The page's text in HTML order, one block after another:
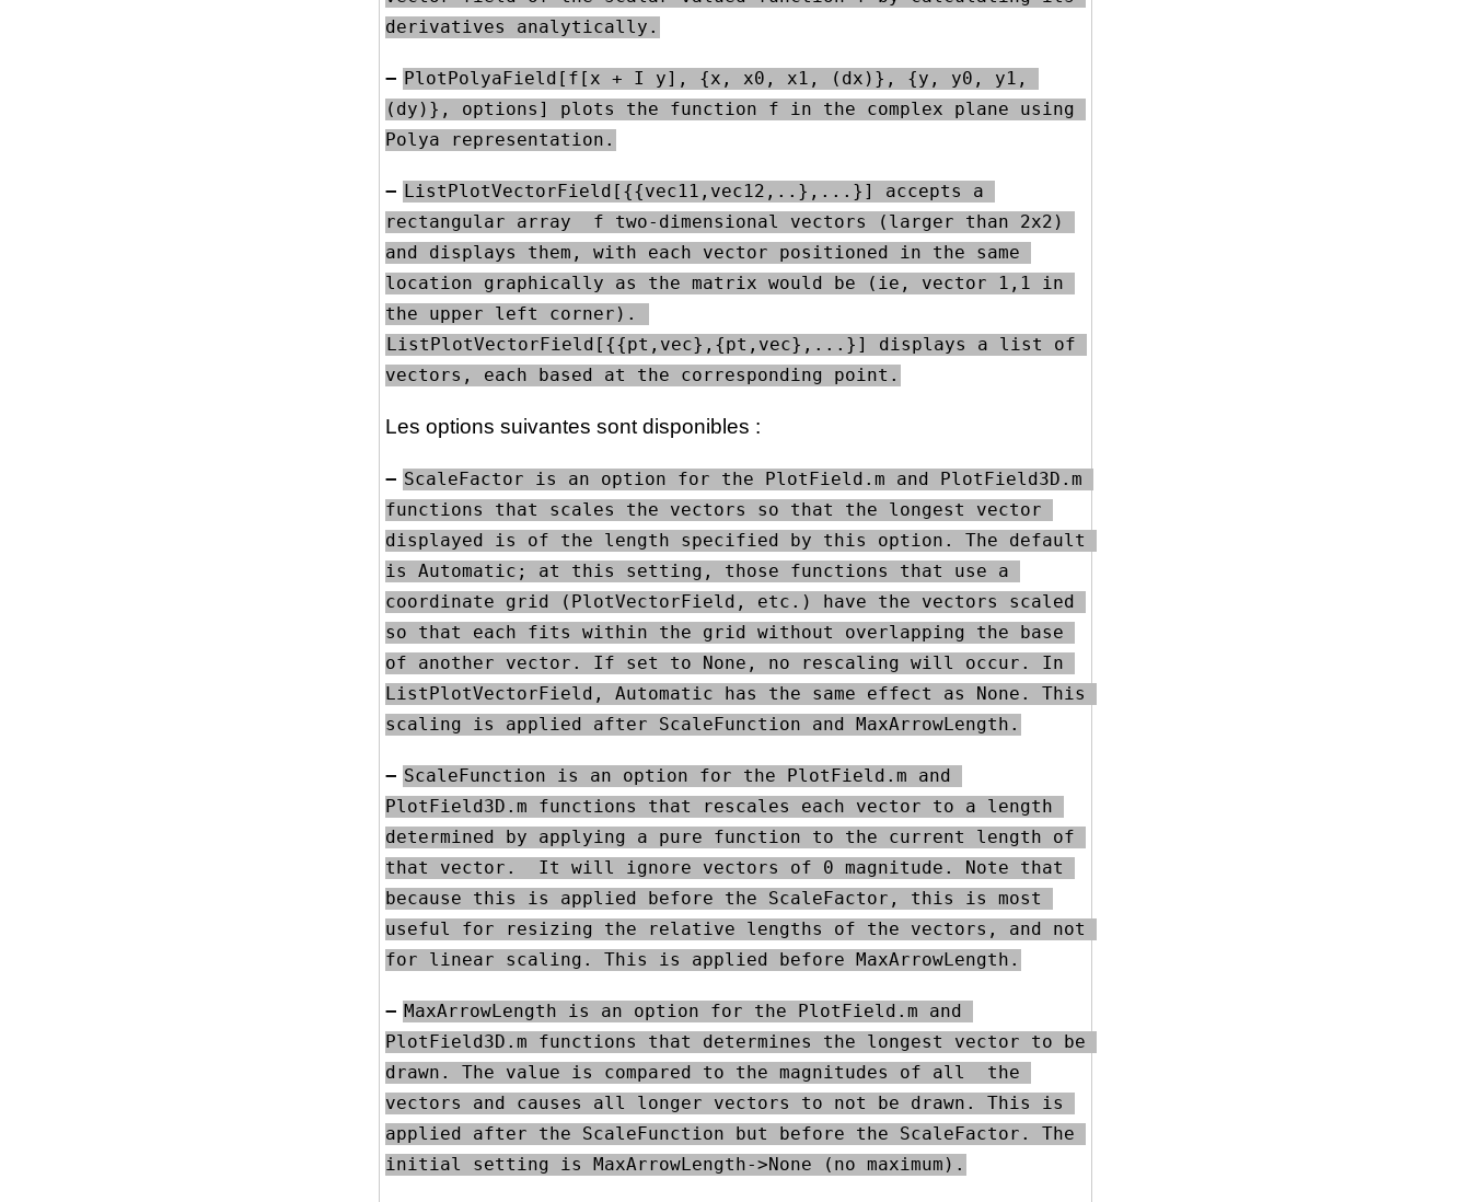
derivatives analytically.
– PlotPolyaField[f[x + I y], {x, x0, x1, (dx)}, {y, y0, y1,
(dy)}, options] plots the function f in the complex plane using
Polya representation.
– ListPlotVectorField[{{vec11,vec12,..},...}] accepts a
rectangular array  f two-dimensional vectors (larger than 2x2)
and displays them, with each vector positioned in the same
location graphically as the matrix would be (ie, vector 1,1 in
the upper left corner).
ListPlotVectorField[{{pt,vec},{pt,vec},...}] displays a list of
vectors, each based at the corresponding point.
Les options suivantes sont disponibles :
– ScaleFactor is an option for the PlotField.m and PlotField3D.m
functions that scales the vectors so that the longest vector
displayed is of the length specified by this option. The default
is Automatic; at this setting, those functions that use a
coordinate grid (PlotVectorField, etc.) have the vectors scaled
so that each fits within the grid without overlapping the base
of another vector. If set to None, no rescaling will occur. In
ListPlotVectorField, Automatic has the same effect as None. This
scaling is applied after ScaleFunction and MaxArrowLength.
– ScaleFunction is an option for the PlotField.m and
PlotField3D.m functions that rescales each vector to a length
determined by applying a pure function to the current length of
that vector.  It will ignore vectors of 0 magnitude. Note that
because this is applied before the ScaleFactor, this is most
useful for resizing the relative lengths of the vectors, and not
for linear scaling. This is applied before MaxArrowLength.
– MaxArrowLength is an option for the PlotField.m and
PlotField3D.m functions that determines the longest vector to be
drawn. The value is compared to the magnitudes of all  the
vectors and causes all longer vectors to not be drawn. This is
applied after the ScaleFunction but before the ScaleFactor. The
initial setting is MaxArrowLength->None (no maximum).